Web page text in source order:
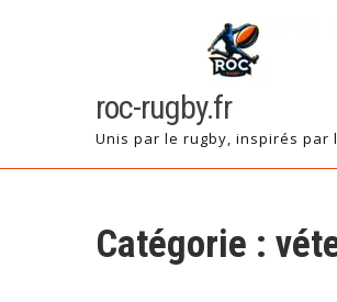
roc-rugby.fr
Unis par le rugby, inspirés par
Catégorie :